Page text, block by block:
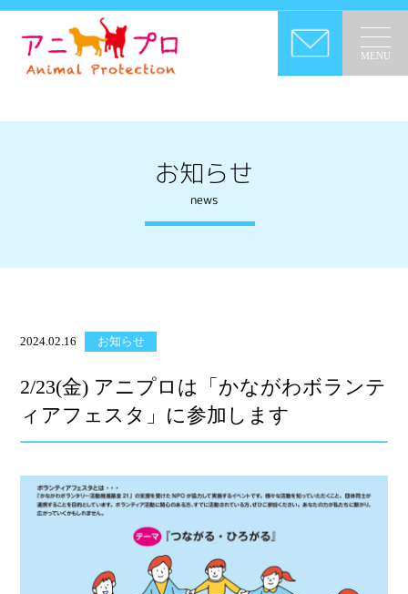
MENU
お知らせ
news
2024.02.16 お知らせ
2/23(金) アニプロは「かながわボランテ
ィアフェスタ」に参加します